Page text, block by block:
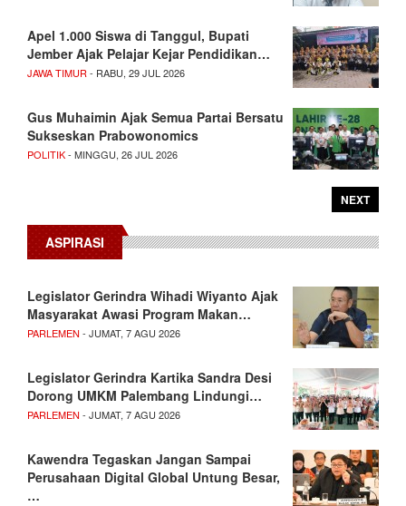
Apel 1.000 Siswa di Tanggul, Bupati
Jember Ajak Pelajar Kejar Pendidikan…
JAWA TIMUR - RABU, 29 JUL 2026
Gus Muhaimin Ajak Semua Partai Bersatu
Sukseskan Prabowonomics
POLITIK- MINGGU, 26 JUL 2026
NEXT
ASPIRASI
Legislator Gerindra Wihadi Wiyanto Ajak
Masyarakat Awasi Program Makan…
PARLEMEN - JUMAT, 7 AGU 2026
Legislator Gerindra Kartika Sandra Desi
Dorong UMKM Palembang Lindungi…
PARLEMEN - JUMAT, 7 AGU 2026
Kawendra Tegaskan Jangan Sampai
Perusahaan Digital Global Untung Besar,
…